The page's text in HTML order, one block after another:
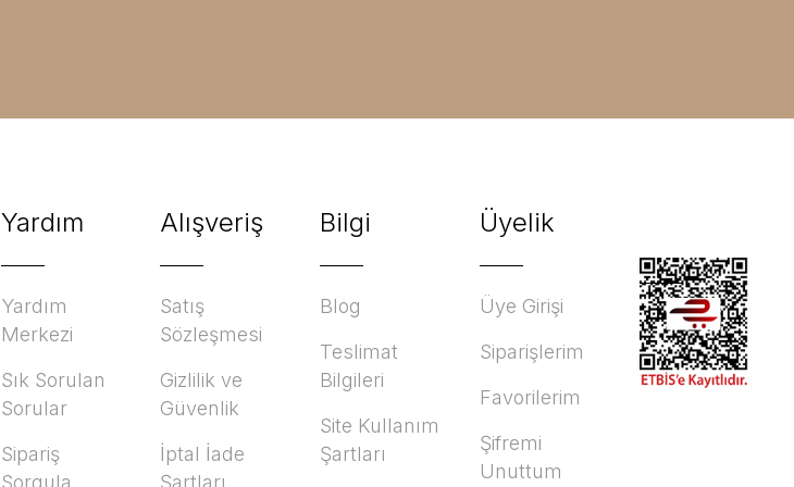
Yardım
Yardım
Merkezi
Sık Sorulan
Sorular
Sipariş
Sorgula
Alışveriş
Satış
Sözleşmesi
Gizlilik ve
Güvenlik
İptal İade
Şartları
Bilgi
Blog
Teslimat
Bilgileri
Site Kullanım
Şartları
Üyelik
Üye Girişi
Siparişlerim
Favorilerim
Şifremi
Unuttum